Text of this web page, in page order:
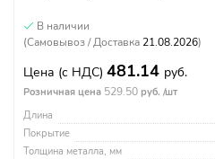
В наличии
(Самовывоз / Доставка 21.08.2026)
Цена (с НДС) 481.14 руб.
Розничная цена 529.50 руб. /шт
Длина
Покрытие
Толщина металла, мм